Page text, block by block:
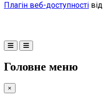
Плагін веб-доступності
Головне меню
×